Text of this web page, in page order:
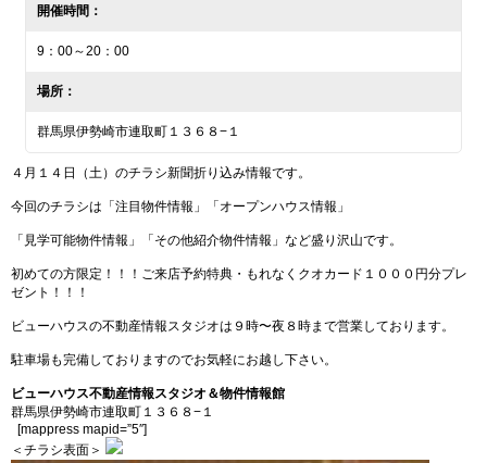
開催時間：
9：00～20：00
場所：
群馬県伊勢崎市連取町１３６８−１
４月１４日（土）のチラシ新聞折り込み情報です。
今回のチラシは「注目物件情報」「オープンハウス情報」
「見学可能物件情報」「その他紹介物件情報」など盛り沢山です。
初めての方限定！！！ご来店予約特典・もれなくクオカード１０００円分プレ
ゼント！！！
ビューハウスの不動産情報スタジオは９時〜夜８時まで営業しております。
駐車場も完備しておりますのでお気軽にお越し下さい。
ビューハウス不動産情報スタジオ＆物件情報館
群馬県伊勢崎市連取町１３６８−１
[mappress mapid=”5″]
＜チラシ表面＞